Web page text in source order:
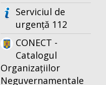
Serviciul de
urgență 112
CONECT -
Catalogul
Organizațiilor
Neguvernamentale